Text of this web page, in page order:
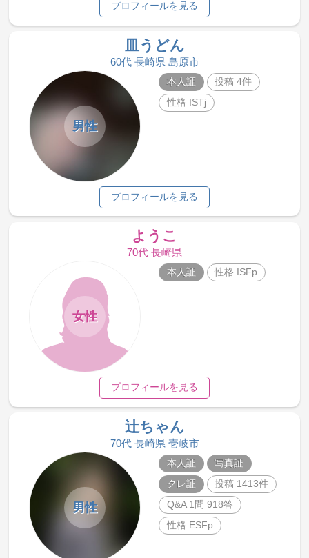
プロフィールを見る
皿うどん
60代 長崎県 島原市
男性
本人証
投稿 4件
性格 ISTj
プロフィールを見る
ようこ
70代 長崎県
女性
本人証 性格 ISFp
プロフィールを見る
辻ちゃん
70代 長崎県 壱岐市
男性
本人証
写真証
クレ証
投稿 1413件
Q&A 1問 918答
性格 ESFp